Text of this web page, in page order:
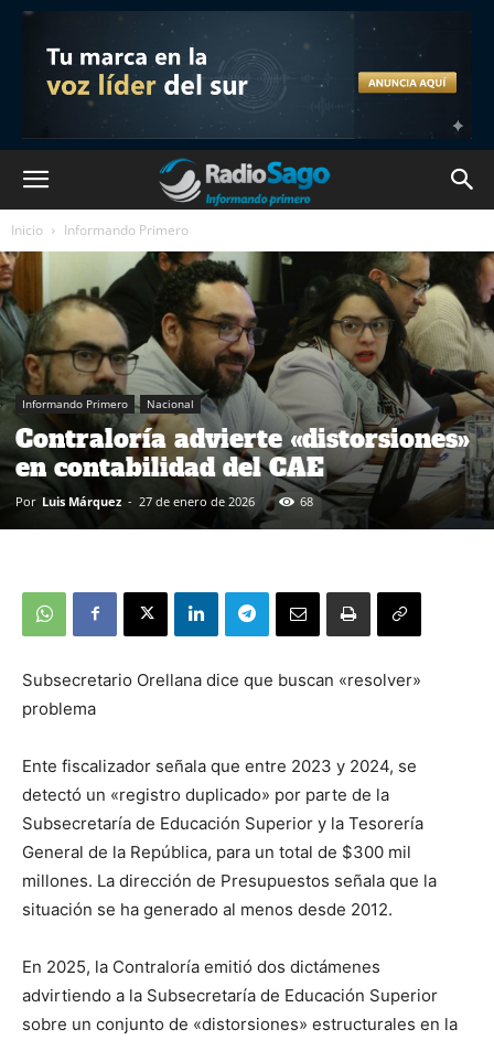
Inicio Informando Primero
Informando Primero Nacional
Contraloría advierte «distorsiones»
en contabilidad del CAE
Por Luis Márquez - 27 de enero de 2026 68
Subsecretario Orellana dice que buscan «resolver»
problema
Ente fiscalizador señala que entre 2023 y 2024, se
detectó un «registro duplicado» por parte de la
Subsecretaría de Educación Superior y la Tesorería
General de la República, para un total de $300 mil
millones. La dirección de Presupuestos señala que la
situación se ha generado al menos desde 2012.
En 2025, la Contraloría emitió dos dictámenes
advirtiendo a la Subsecretaría de Educación Superior
sobre un conjunto de «distorsiones» estructurales en la